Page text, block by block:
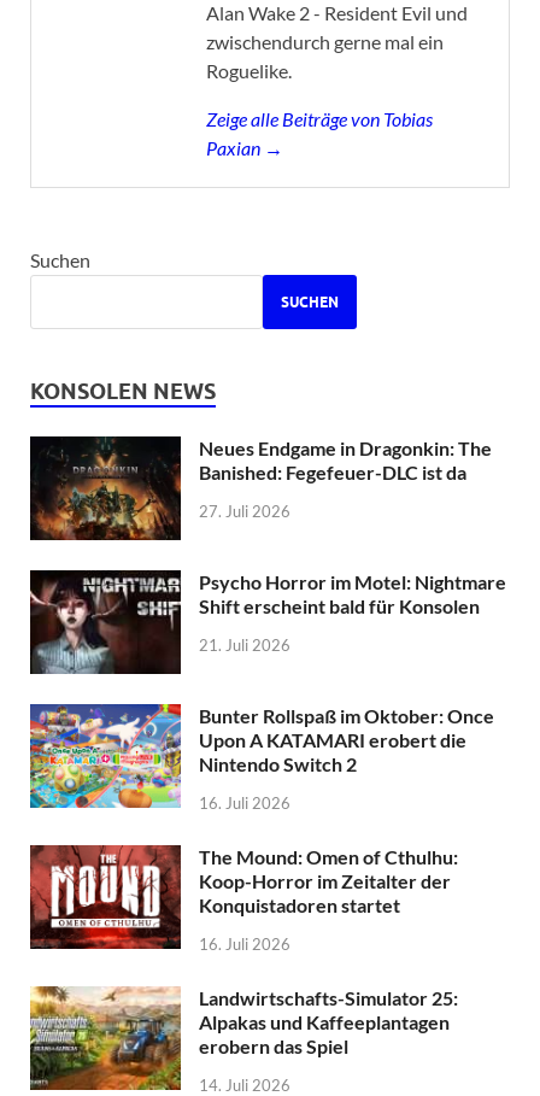
Alan Wake 2 - Resident Evil und
zwischendurch gerne mal ein
Roguelike.
Zeige alle Beiträge von Tobias
Paxian →
Suchen
SUCHEN
KONSOLEN NEWS
Neues Endgame in Dragonkin: The
Banished: Fegefeuer-DLC ist da
27. Juli 2026
Psycho Horror im Motel: Nightmare
Shift erscheint bald für Konsolen
21. Juli 2026
Bunter Rollspaß im Oktober: Once
Upon A KATAMARI erobert die
Nintendo Switch 2
16. Juli 2026
The Mound: Omen of Cthulhu:
Koop-Horror im Zeitalter der
Konquistadoren startet
16. Juli 2026
Landwirtschafts-Simulator 25:
Alpakas und Kaffeeplantagen
erobern das Spiel
14. Juli 2026